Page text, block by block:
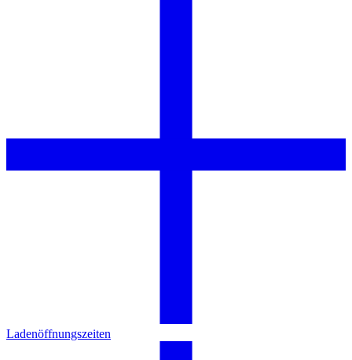
Ladenöffnungszeiten